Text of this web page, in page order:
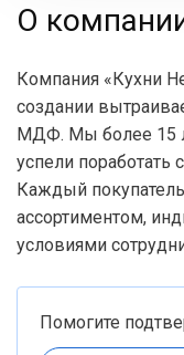
О
Компания «Кухни
создании
МДФ. Мы более 15
успели поработать
Каждый
ассортиментом,
условиями
Помогите